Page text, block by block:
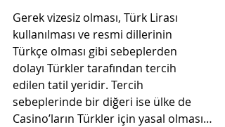
Gerek vizesiz olması, Türk Lirası
kullanılması ve resmi dillerinin
Türkçe olması gibi sebeplerden
dolayı Türkler tarafından tercih
edilen tatil yeridir. Tercih
sebeplerinde bir diğeri ise ülke de
Casino’ların Türkler için yasal olması…